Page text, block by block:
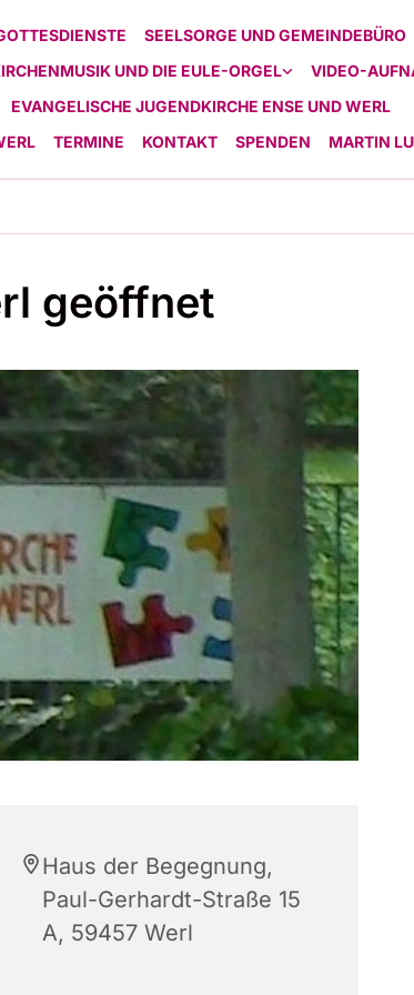
SEELSORGE UND GEMEINDEBÜRO
UND DIE EULE-ORGEL
VIDEO-
EVANGELISCHE JUGENDKIRCHE ENSE UND WERL
TERMINE KONTAKT SPENDEN MARTIN
geöffnet
Haus der Begegnung,
Paul-Gerhardt-Straße 15
A, 59457 Werl